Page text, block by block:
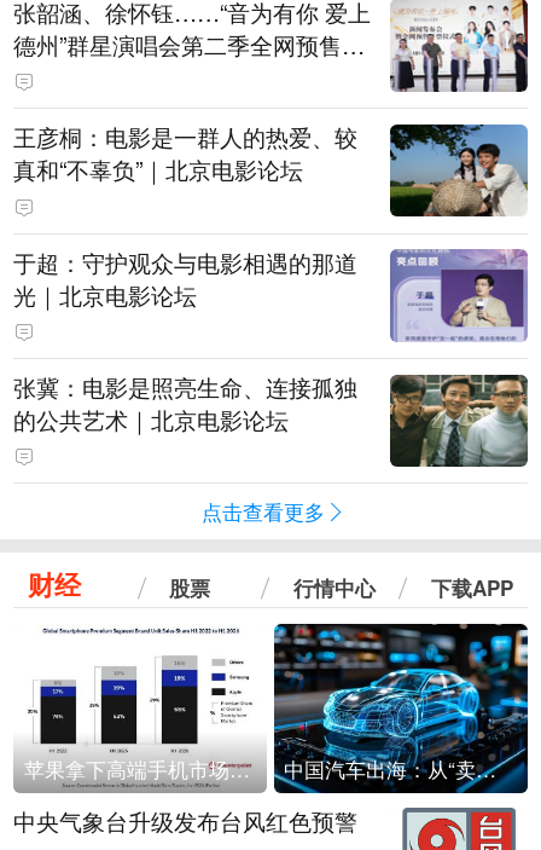
张韶涵、徐怀钰……“音为有你 爱上
德州”群星演唱会第二季全网预售开
票
王彦桐：电影是一群人的热爱、较
真和“不辜负”｜北京电影论坛
于超：守护观众与电影相遇的那道
光｜北京电影论坛
张冀：电影是照亮生命、连接孤独
的公共艺术｜北京电影论坛
点击查看更多
财经 股票 行情中心 下载APP
苹果拿下高端手机市场65%的份额：iPhone 17系列功不可没 中国汽车出海：从“卖出去”到“走进去”
中央气象台升级发布台风红色预警